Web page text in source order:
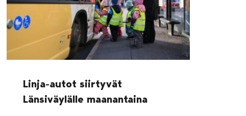
Linja-autot siirtyvät
Länsiväylälle maanantaina